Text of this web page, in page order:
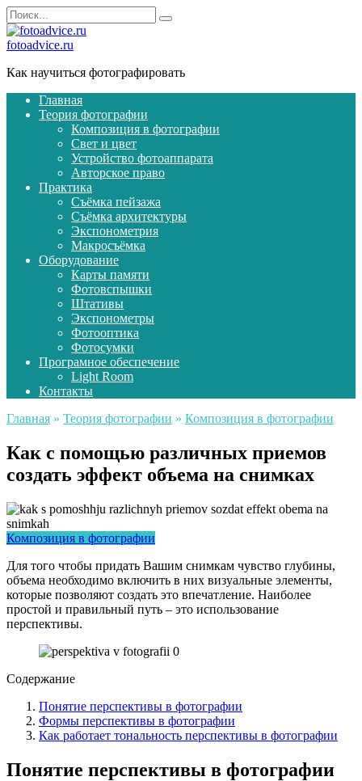
Перейти
к
содержанию
Search
for:
fotoadvice.ru
Как научиться фотографировать
Главная
Теория фотографии
Композиция в фотографии
Свет и цвет
Устройство фотоаппарата
Авторское право
Практика
Съёмка пейзажа
Съёмка архитектуры
Экспонометрия
Макросъёмка
Оборудование
Карты памяти
Фотовспышки
Штативы
Экспонометры
Фотооптика
Фотосумки
Програмное обеспечение
Light Room
Контакты
Главная » Теория фотографии » Композиция в фотографии
Как с помощью различных приемов
создать эффект объема на снимках
Композиция в фотографии
Для того чтобы придать Вашим снимкам чувство глубины,
объема необходимо включить в них визуальные элементы,
которые позволяют создать это впечатление. Наиболее
простой и правильный путь – это использование
перспективы.
Содержание
Понятие перспективы в фотографии
Формы перспективы в фотографии
Как работает тональность перспективы в фотографии
Понятие перспективы в фотографии